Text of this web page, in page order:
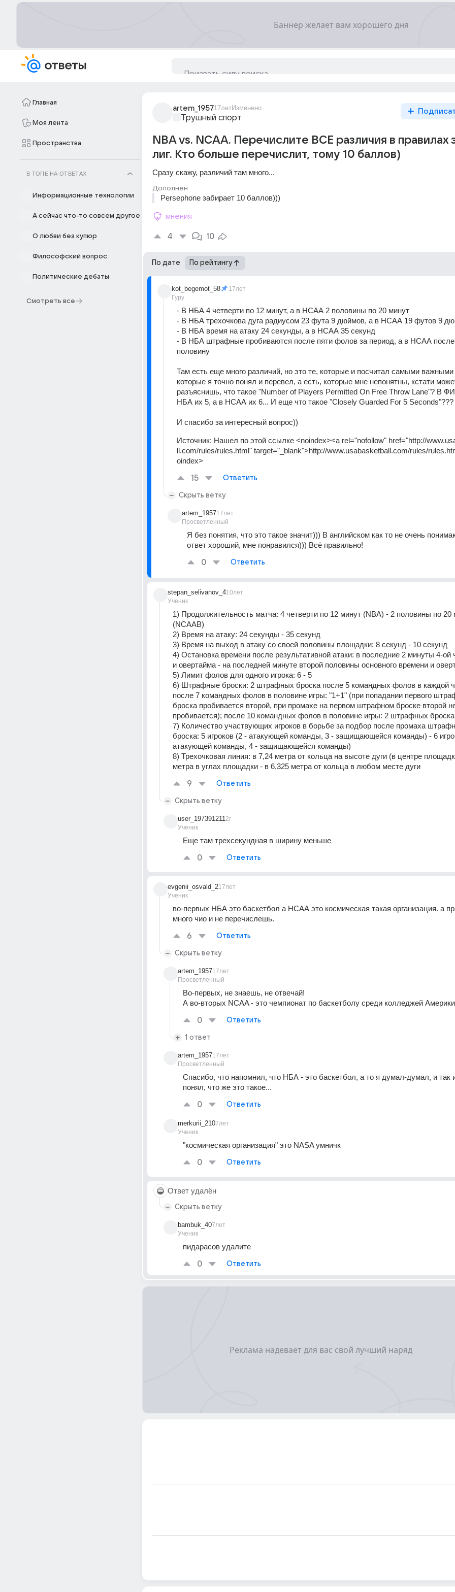
Главная
Моя лента
Пространства
В ТОПЕ НА ОТВЕТАХ
Информационные технологии
А сейчас что-то совсем другое
О любви без купюр
Философский вопрос
Политические дебаты
Смотреть все
artem_195717летИзменено
Трушный спорт
NBA vs. NCAA. Перечислите ВСЕ различия в правилах
лиг. Кто больше перечислит, тому 10 баллов)
Сразу скажу, различий там много...
Дополнен
Persephone забирает 10 баллов)))
мнения
4 10
По дате По рейтингу
kot_begemot_58
Гуру
17лет
- В НБА 4 четверти по 12 минут, а в НСАА 2 половины по 20 минут
- В НБА трехочкова дуга радиусом 23 фута 9 дюймов, а в НСАА 19 футов 9
- В НБА время на атаку 24 секунды, а в НСАА 35 секунд
- В НБА штрафные пробиваются после пяти фолов за период, а в НСАА
половину
Там есть еще много различий, но это те, которые и посчитал самыми важными
которые я точно понял и перевел, а есть, которые мне непонятны, кстати
разъяснишь, что такое "Number of Players Permitted On Free Throw Lane"? В
НБА их 5, а в НСАА их 6... И еще что такое "Closely Guarded For 5 Seconds"???
И спасибо за интересный вопрос))
Источник: Нашел по этой ссылке <noindex><a rel="nofollow" href="http://
ll.com/rules/rules.html" target="_blank">http://www.usabasketball.com/rules/
oindex>
15 Ответить
Скрыть ветку
artem_1957
Просветленный
17лет
Я без понятия, что это такое значит))) В английском как то не очень
ответ хороший, мне понравился))) Всё правильно!
0 Ответить
stepan_selivanov_4
Ученик
10лет
1) Продолжительность матча: 4 четверти по 12 минут (NBA) - 2 половины по 20
(NCAAB)
2) Время на атаку: 24 секунды - 35 секунд
3) Время на выход в атаку со своей половины площадки: 8 секунд - 10 секунд
4) Остановка времени после результативной атаки: в последние 2 минуты 4-ой
и овертайма - на последней минуте второй половины основного времени и
5) Лимит фолов для одного игрока: 6 - 5
6) Штрафные броски: 2 штрафных броска после 5 командных фолов в каждой
после 7 командных фолов в половине игры: "1+1" (при попадании первого
броска пробивается второй, при промахе на первом штрафном броске второй
пробивается); после 10 командных фолов в половине игры: 2 штрафных броска
7) Количество участвующих игроков в борьбе за подбор после промаха
броска: 5 игроков (2 - атакующей команды, 3 - защищающейся команды) - 6
атакующей команды, 4 - защищающейся команды)
8) Трехочковая линия: в 7,24 метра от кольца на высоте дуги (в центре
метра в углах площадки - в 6,325 метра от кольца в любом месте дуги
9 Ответить
Скрыть ветку
user_197391211
Ученик
2г
Еще там трехсекундная в ширину меньше
0 Ответить
evgenii_osvald_2
Ученик
17лет
во-первых НБА это баскетбол а НСАА это космическая такая организация. а
много чио и не перечислешь.
6 Ответить
Скрыть ветку
artem_1957
Просветленный
17лет
Во-первых, не знаешь, не отвечай!
А во-вторых NCAA - это чемпионат по баскетболу среди колледжей
0 Ответить
1 ответ
artem_1957
Просветленный
17лет
Спасибо, что напомнил, что НБА - это баскетбол, а то я думал-думал, и так
понял, что же это такое...
0 Ответить
merkurii_210
Ученик
7лет
"космическая организация" это NASA умничк
0 Ответить
Ответ удалён
Скрыть ветку
bambuk_40
Ученик
7лет
пидарасов удалите
0 Ответить